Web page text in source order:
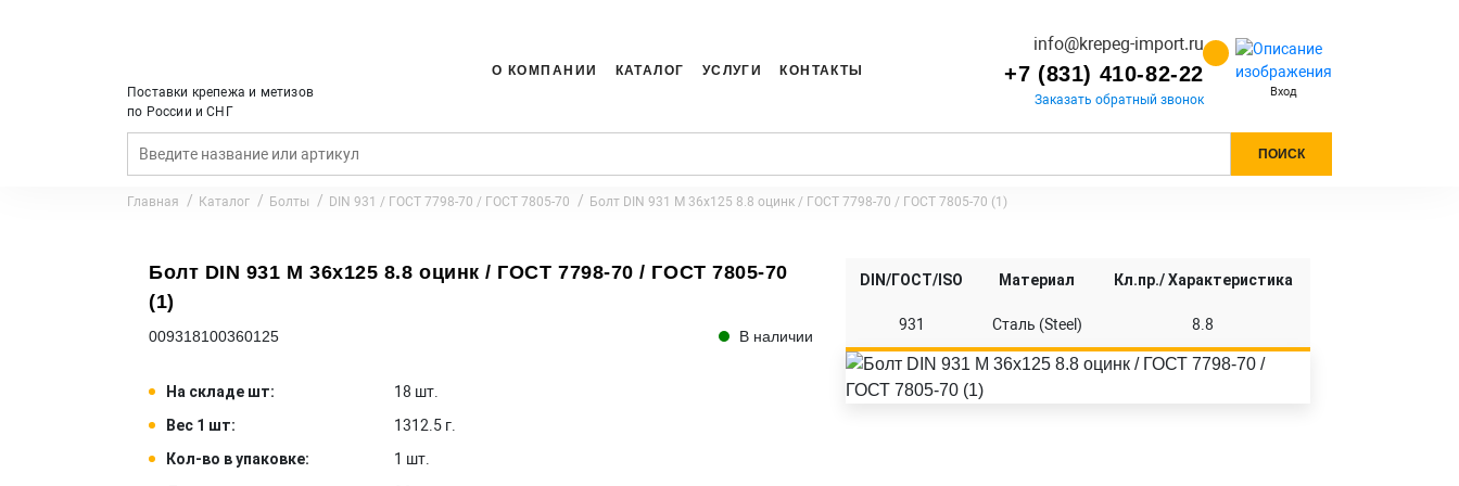
Поставки крепежа и метизов
по России и СНГ
О КОМПАНИИ КАТАЛОГ УСЛУГИ КОНТАКТЫ
info@krepeg-import.ru
+7 (831) 410-82-22
Заказать обратный звонок Вход
ПОИСК
Главная Каталог Болты DIN 931 / ГОСТ 7798-70 / ГОСТ 7805-70 Болт DIN 931 M 36x125 8.8 оцинк / ГОСТ 7798-70 / ГОСТ 7805-70 (1)
Болт DIN 931 M 36x125 8.8 оцинк / ГОСТ 7798-70 / ГОСТ 7805-70
(1)
009318100360125 В наличии
На складе шт:
18 шт.
Вес 1 шт:
1312.5 г.
Кол-во в упаковке:
1 шт.
DIN/ГОСТ/ISO Материал Кл.пр./ Характеристика
931 Сталь (Steel) 8.8